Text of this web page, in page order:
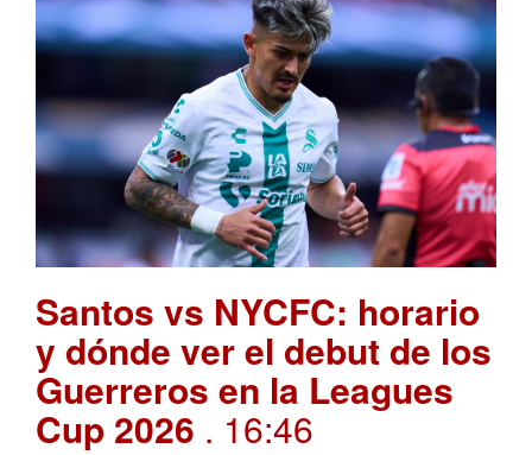
Santos vs NYCFC: horario
y dónde ver el debut de los
Guerreros en la Leagues
Cup 2026 . 16:46